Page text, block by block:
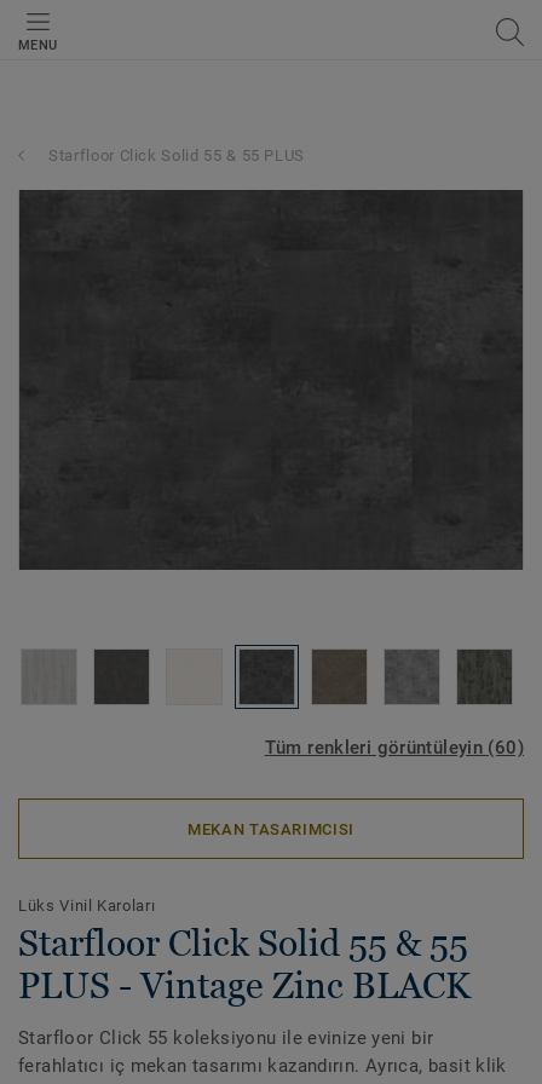
MENU
Starfloor Click Solid 55 & 55 PLUS
Tüm renkleri görüntüleyin (60)
MEKAN TASARIMCISI
Lüks Vinil Karoları
Starfloor Click Solid 55 & 55
PLUS - Vintage Zinc BLACK
Starfloor Click 55 koleksiyonu ile evinize yeni bir
ferahlatıcı iç mekan tasarımı kazandırın. Ayrıca, basit klik